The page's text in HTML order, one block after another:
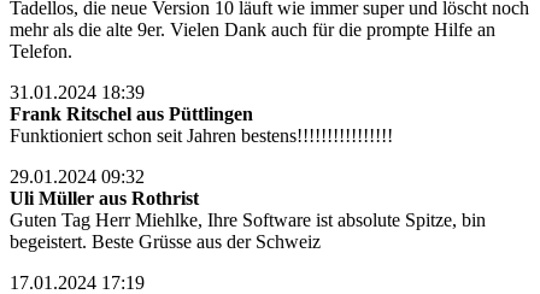
Tadellos, die neue Version 10 läuft wie immer super und löscht noch
mehr als die alte 9er. Vielen Dank auch für die prompte Hilfe an
Telefon.
31.01.2024 18:39
Frank Ritschel aus Püttlingen
Funktioniert schon seit Jahren bestens!!!!!!!!!!!!!!!!
29.01.2024 09:32
Uli Müller aus Rothrist
Guten Tag Herr Miehlke, Ihre Software ist absolute Spitze, bin
begeistert. Beste Grüsse aus der Schweiz
17.01.2024 17:19